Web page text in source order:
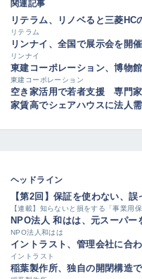
関連記事
リテラム、リノベると三菱
リテラム
リンナイ、全国で展示会を開催
リンナイ
東建コーポレーション、博物
東建コーポレーション
空き家活用で若者支援 専門
家賃高でシェアハウスに法人
ヘッドライン
【第2回】保証を使わない、
【連載】知らないと損をする「事業用
NPO法人 和はは、元スーパー
NPO法人和はは
イントラスト、管理会社に合
イントラスト
稲葉製作所、独自の開閉構造